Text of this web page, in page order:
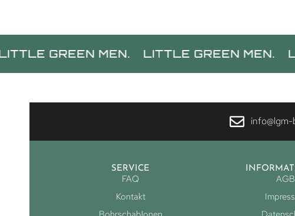
MEN. LITTLE GREEN MEN. LITTLE
SERVICE
FAQ
Kontakt
AGB